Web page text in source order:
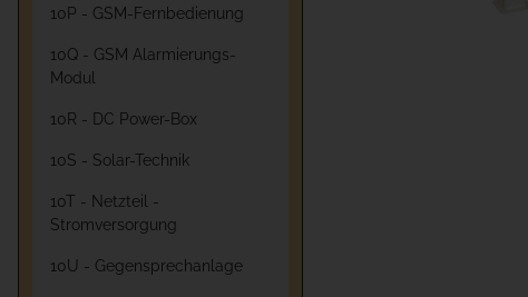
10P - GSM-Fernbedienung
10Q - GSM Alarmierungs-
Modul
10R - DC Power-Box
10S - Solar-Technik
10T - Netzteil -
Stromversorgung
10U - Gegensprechanlage